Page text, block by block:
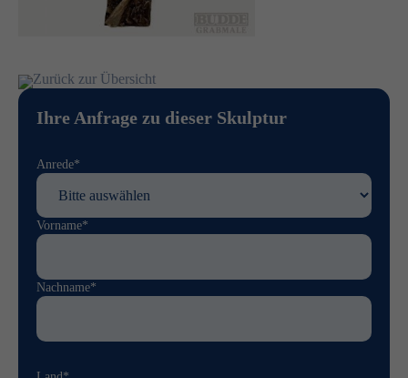
Zurück zur Übersicht
Ihre Anfrage zu dieser Skulptur
Anrede*
Vorname*
Nachname*